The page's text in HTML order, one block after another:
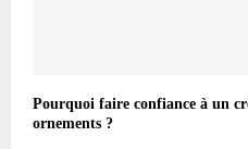
Pourquoi faire confiance à un
ornements ?